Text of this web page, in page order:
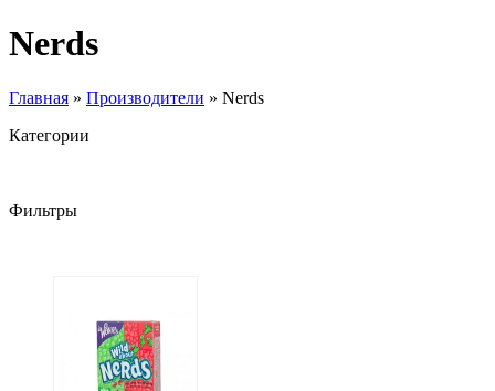
Nerds
Главная » Производители » Nerds
Категории
Фильтры